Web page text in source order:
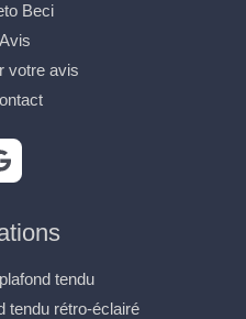
Beci
Avis
votre avis
tendu
tendu rétro-éclairé